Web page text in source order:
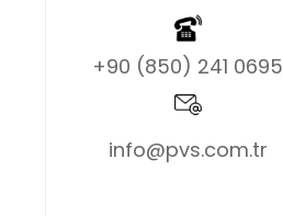
+90 (850) 241 0695
info@pvs.com.tr